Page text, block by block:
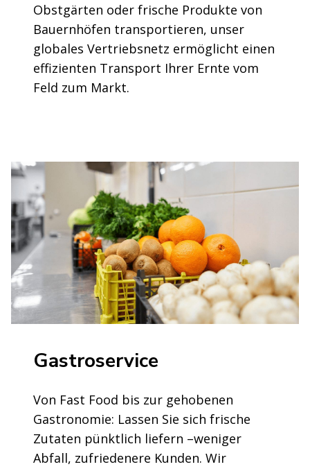
Obstgärten oder frische Produkte von
Bauernhöfen transportieren, unser
globales Vertriebsnetz ermöglicht einen
effizienten Transport Ihrer Ernte vom
Feld zum Markt.
Gastroservice
Von Fast Food bis zur gehobenen
Gastronomie: Lassen Sie sich frische
Zutaten pünktlich liefern –weniger
Abfall, zufriedenere Kunden. Wir